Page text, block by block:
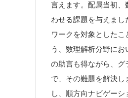
言えます。配属当初、
わせる課題を与えま
ワークを対象とした
う、数理解析分野に
の助言も得ながら、グ
で、その難題を解決
し、順方向ナビゲー